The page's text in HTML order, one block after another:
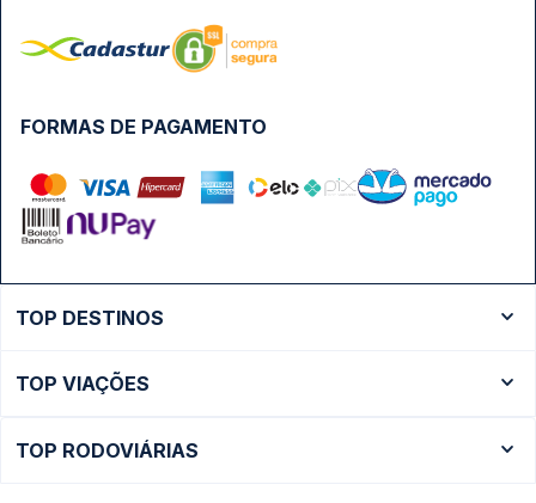
FORMAS DE PAGAMENTO
TOP DESTINOS
Ônibus São Paulo
TOP VIAÇÕES
TOP RODOVIÁRIAS